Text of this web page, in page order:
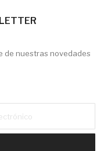
de nuestras novedades